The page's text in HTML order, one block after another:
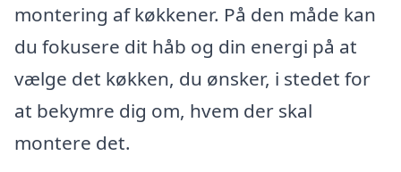
montering af køkkener. På den måde kan
du fokusere dit håb og din energi på at
vælge det køkken, du ønsker, i stedet for
at bekymre dig om, hvem der skal
montere det.